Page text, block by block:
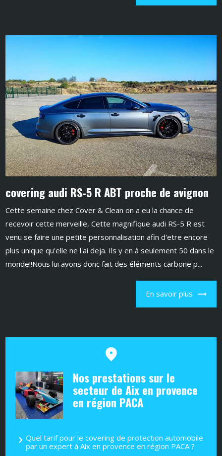
covering audi RS-5 R ABT proche de avignon
Cette semaine chez Cover & Clean on a eu la chance de
recevoir cette merveille, Cette magnifique audi RS-5 R est
venu se faire une petite personnalisation afin d'etre encore
plus unique qu'elle ne l'ai deja. Ils y en à seulement 50 dans le
monde!!Nous lui avons donc fait des éléments carbone p...
En savoir plus
Nos prestations sur le
secteur de Aix en provence
en région PACA
Quel tarif pour le covering de protection automobile
par un expert à Aix en provence en région PACA ?